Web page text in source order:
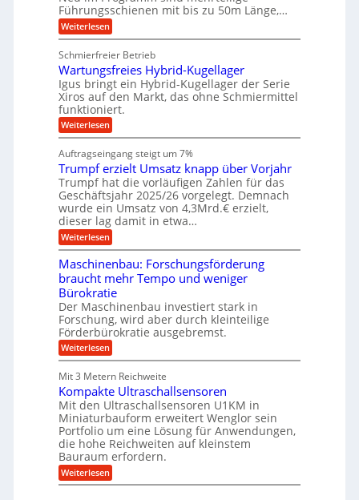
u
n
g
e
n
b
b
e
w
e
g
u
n
g
e
n
i
v
e
n
d
M
a
s
c
h
i
e
n
b
a
u
e
r
k
z
e
u
g
k
r
e
i
s
a
u
f
Führungsschienen mit bis zu 50m Länge,…
Weiterlesen:
K
g
e
l
s
c
h
i
e
e
n
f
ü
h
r
u
n
g
e
n
B
S
C
L
w
e
i
t
e
e
n
t
w
i
c
k
e
l
Schmierfreier Betrieb
Wartungsfreies Hybrid-Kugellager
Igus bringt ein Hybrid-Kugellager der Serie
Xiros auf den Markt, das ohne Schmiermittel
funktioniert.
Weiterlesen:
W
r
t
u
n
g
s
f
r
e
e
s
H
y
b
r
i
d
-
u
g
e
l
l
a
g
e
r
Auftragseingang steigt um 7%
Trumpf erzielt Umsatz knapp über Vorjahr
Trumpf hat die vorläufigen Zahlen für das
Geschäftsjahr 2025/26 vorgelegt. Demnach
wurde ein Umsatz von 4,3Mrd.€ erzielt,
dieser lag damit in etwa…
Weiterlesen:
T
u
m
p
f
e
r
z
i
e
t
U
m
s
a
t
z
k
n
a
Maschinenbau: Forschungsförderung
braucht mehr Tempo und weniger
Bürokratie
Der Maschinenbau investiert stark in
Forschung, wird aber durch kleinteilige
Förderbürokratie ausgebremst.
Weiterlesen:
M
s
c
h
i
n
e
n
b
a
u
Mit 3 Metern Reichweite
Kompakte Ultraschallsensoren
Mit den Ultraschallsensoren U1KM in
Miniaturbauform erweitert Wenglor sein
Portfolio um eine Lösung für Anwendungen,
die hohe Reichweiten auf kleinstem
Bauraum erfordern.
Weiterlesen:
K